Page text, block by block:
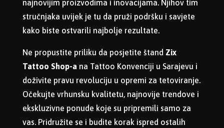
najnovijim proizvodima i inovacijama. Njihov tim
stručnjaka uvijek je tu da pruži podršku i savjete
kako biste ostvarili najbolje rezultate.
Ne propustite priliku da posjetite štand Zix
Tattoo Shop-a na Tattoo Konvenciji u Sarajevu i
doživite pravu revoluciju u opremi za tetoviranje.
Očekujte vrhunsku kvalitetu, najnovije trendove i
ekskluzivne ponude koje su pripremili samo za
vas. Pridružite se i budite korak ispred ostalih